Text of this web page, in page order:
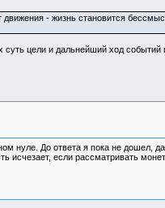
- жизнь становится
цели и дальнейший ход
нуле. До ответа я пока не дошел,
если рассматривать